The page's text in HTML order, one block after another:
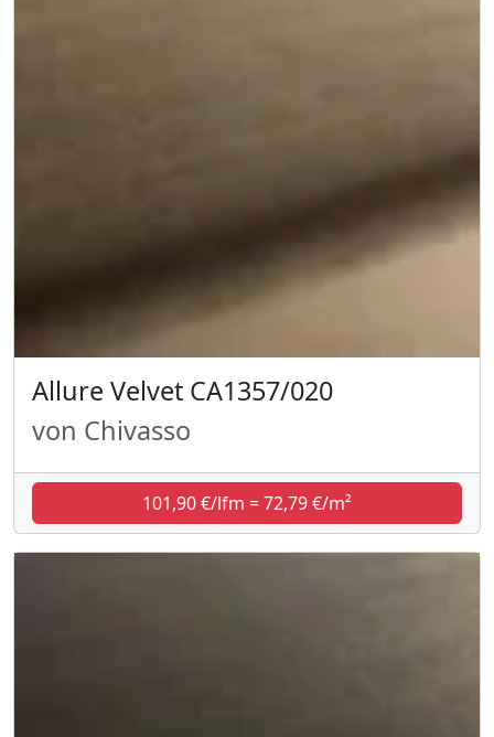
Allure Velvet CA1357/020
von Chivasso
101,90 €/lfm = 72,79 €/m²